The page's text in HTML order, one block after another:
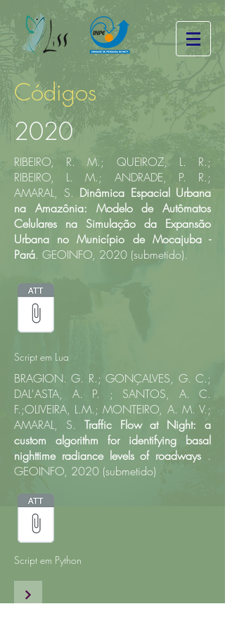
Códigos
2020
RIBEIRO, R. M.; QUEIROZ, L. R.;
RIBEIRO, L. M.; ANDRADE, P. R.;
AMARAL, S. Dinâmica Espacial Urbana
na Amazônia: Modelo de Autômatos
Celulares na Simulação da Expansão
Urbana no Município de Mocajuba -
Pará. GEOINFO, 2020 (submetido).
Script em Lua
BRAGION. G. R.; GONÇALVES, G. C.;
DAL'ASTA, A. P. ; SANTOS, A. C.
F.;OLIVEIRA, L.M.; MONTEIRO, A. M. V.;
AMARAL, S. Traffic Flow at Night: a
custom algorithm for identifying basal
nighttime radiance levels of roadways .
GEOINFO, 2020 (submetido)
Script em Python